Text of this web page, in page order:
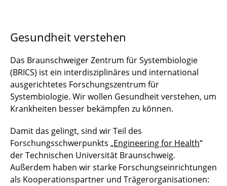
Gesundheit verstehen
Das Braunschweiger Zentrum für Systembiologie
(BRICS) ist ein interdisziplinäres und international
ausgerichtetes Forschungszentrum für
Systembiologie. Wir wollen Gesundheit verstehen, um
Krankheiten besser bekämpfen zu können.
Damit das gelingt, sind wir Teil des
Forschungsschwerpunkts „Engineering for Health“
der Technischen Universität Braunschweig.
Außerdem haben wir starke Forschungseinrichtungen
als Kooperationspartner und Trägerorganisationen: